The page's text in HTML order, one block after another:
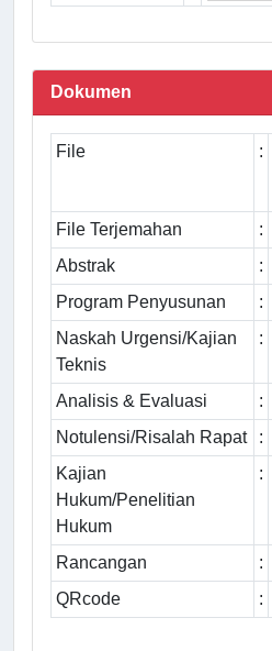
Dokumen
File :
File Terjemahan
:
Abstrak
:
Program Penyusunan
:
Naskah Urgensi/Kajian
Teknis
:
Analisis & Evaluasi :
Notulensi/Risalah Rapat
:
Kajian
Hukum/Penelitian
Hukum
:
Rancangan :
QRcode
: